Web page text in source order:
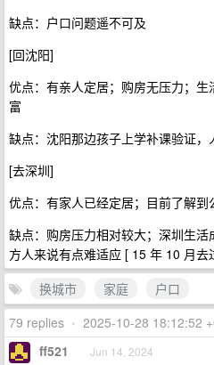
缺点：户口问题遥不可及
[回沈阳]
优点：有亲人定居；购房无压力；
富
缺点：沈阳那边孩子上学补课验证
[去深圳]
优点：有家人已经定居；目前了解到
缺点：购房压力相对较大；深圳生
方人来说有点难适应 [ 15 年 10 月去
换城市
家庭
户口
79 replies • 2025-10-28 18:12:52
ff521 Jun 14, 2024